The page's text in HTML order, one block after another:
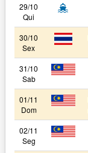
29/10
Qui
30/10
Sex
31/10
Sab
01/11
Dom
02/11
Seg